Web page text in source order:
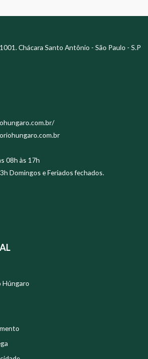
Chácara Santo Antônio - São Paulo - S.P
08h às 17h
Domingos e Feriados fechados.
Húngaro